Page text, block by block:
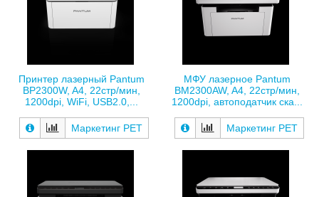
Принтер лазерный Pantum
BP2300W, A4, 22стр/мин,
1200dpi, WiFi, USB2.0,...
Маркетинг РЕТ
МФУ лазерное Pantum
BM2300AW, A4, 22стр/мин,
1200dpi, автоподатчик ска...
Маркетинг РЕТ